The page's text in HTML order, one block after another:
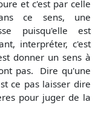
et c'est par celle
ce sens, une
puisqu'elle est
interpréter, c'est
donner un sens à
pas. Dire qu'une
ce pas laisser dire
pour juger de la